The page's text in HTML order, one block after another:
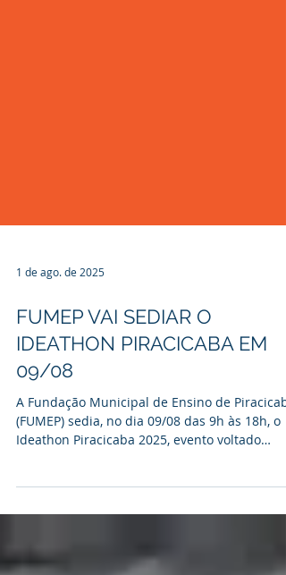
1 de ago. de 2025
FUMEP VAI SEDIAR O
IDEATHON PIRACICABA EM
09/08
A Fundação Municipal de Ensino de
Ideathon Piracicaba 2025, evento voltado